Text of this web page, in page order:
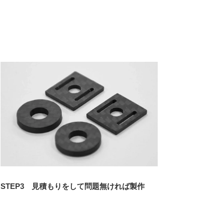
STEP3 見積もりをして問題無ければ製作